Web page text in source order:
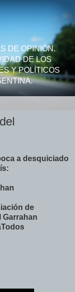
DE OPINIÓN.
DE LOS
Y POLÍTICOS
a desquiciado
de
Garrahan